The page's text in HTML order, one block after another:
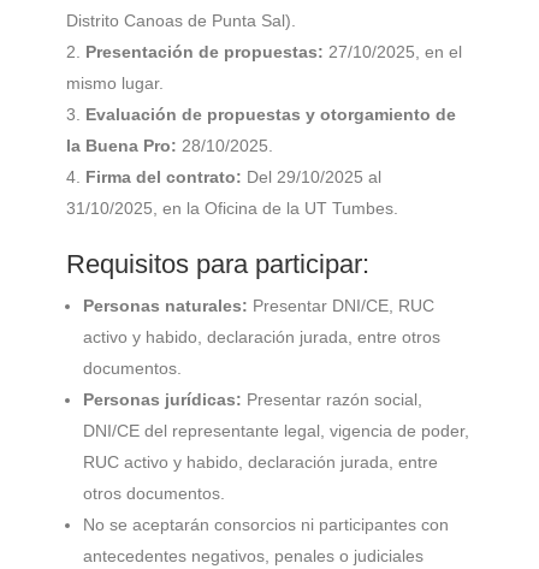
Distrito Canoas de Punta Sal).
Presentación de propuestas: 27/10/2025, en el
mismo lugar.
Evaluación de propuestas y otorgamiento de
la Buena Pro: 28/10/2025.
Firma del contrato: Del 29/10/2025 al
31/10/2025, en la Oficina de la UT Tumbes.
Requisitos para participar:
Personas naturales: Presentar DNI/CE, RUC
activo y habido, declaración jurada, entre otros
documentos.
Personas jurídicas: Presentar razón social,
DNI/CE del representante legal, vigencia de poder,
RUC activo y habido, declaración jurada, entre
otros documentos.
No se aceptarán consorcios ni participantes con
antecedentes negativos, penales o judiciales